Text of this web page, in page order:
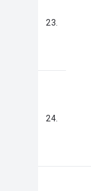
23.
24.